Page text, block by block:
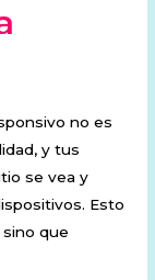
no es
y tus
se vea y
Esto
sino que